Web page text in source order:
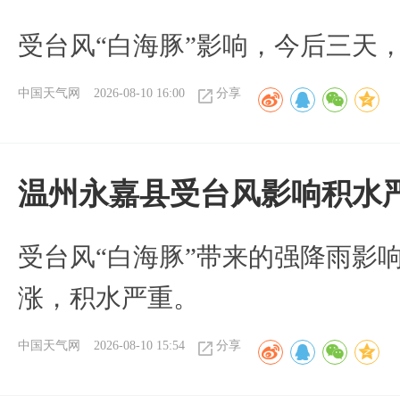
受台风“白海豚”影响，今后三天
中国天气网 2026-08-10 16:00 分享
温州永嘉县受台风影响积水
受台风“白海豚”带来的强降雨影
涨，积水严重。
中国天气网 2026-08-10 15:54 分享